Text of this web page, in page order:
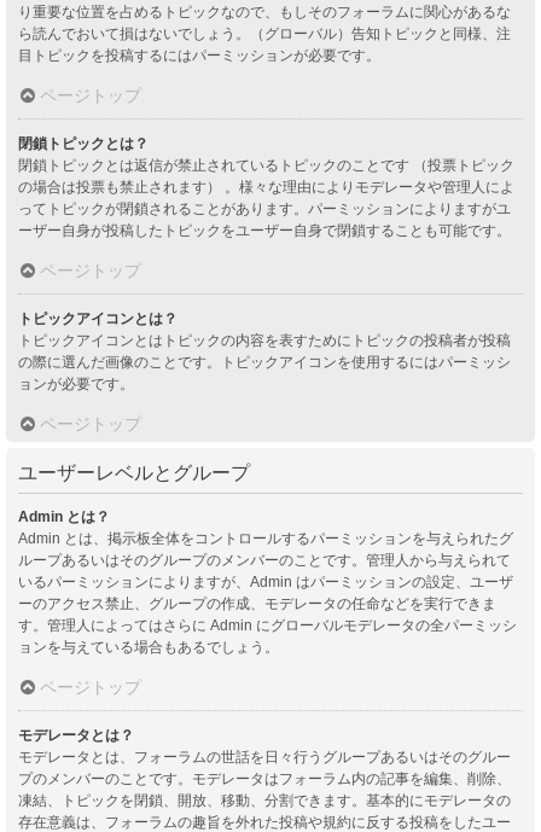
り重要な位置を占めるトピックなので、もしそのフォーラムに関心があるな
ら読んでおいて損はないでしょう。（グローバル）告知トピックと同様、注
目トピックを投稿するにはパーミッションが必要です。
ページトップ
閉鎖トピックとは？
閉鎖トピックとは返信が禁止されているトピックのことです （投票トピック
の場合は投票も禁止されます） 。様々な理由によりモデレータや管理人によ
ってトピックが閉鎖されることがあります。パーミッションによりますがユ
ーザー自身が投稿したトピックをユーザー自身で閉鎖することも可能です。
ページトップ
トピックアイコンとは？
トピックアイコンとはトピックの内容を表すためにトピックの投稿者が投稿
の際に選んだ画像のことです。トピックアイコンを使用するにはパーミッシ
ョンが必要です。
ページトップ
ユーザーレベルとグループ
Admin とは？
Admin とは、掲示板全体をコントロールするパーミッションを与えられたグ
ループあるいはそのグループのメンバーのことです。管理人から与えられて
いるパーミッションによりますが、Admin はパーミッションの設定、ユーザ
ーのアクセス禁止、グループの作成、モデレータの任命などを実行できま
す。管理人によってはさらに Admin にグローバルモデレータの全パーミッシ
ョンを与えている場合もあるでしょう。
ページトップ
モデレータとは？
モデレータとは、フォーラムの世話を日々行うグループあるいはそのグルー
プのメンバーのことです。モデレータはフォーラム内の記事を編集、削除、
凍結、トピックを閉鎖、開放、移動、分割できます。基本的にモデレータの
存在意義は、フォーラムの趣旨を外れた投稿や規約に反する投稿をしたユー